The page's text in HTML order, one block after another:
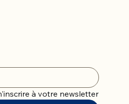
à votre newsletter